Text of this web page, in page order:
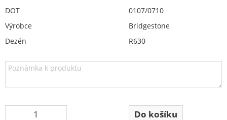
DOT
0107/0710
Výrobce
Bridgestone
Dezén
R630